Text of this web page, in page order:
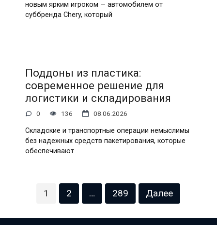
новым ярким игроком — автомобилем от
суббренда Chery, который
Поддоны из пластика:
современное решение для
логистики и складирования
0 136 08.06.2026
Складские и транспортные операции немыслимы
без надежных средств пакетирования, которые
обеспечивают
Пагинация
1 2 … 289 Далее